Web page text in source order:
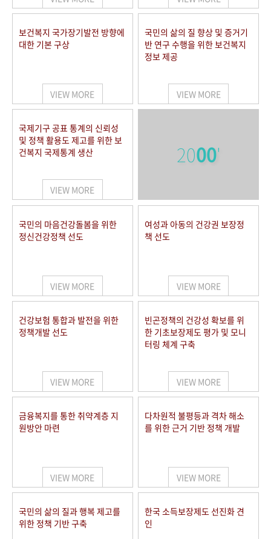
보건복지 국가장기발전 방향에
대한 기본 구상
VIEW MORE
국민의 삶의 질 향상 및 증거기
반 연구 수행을 위한 보건복지
정보 제공
VIEW MORE
국제기구 공표 통계의 신뢰성
및 정책 활용도 제고를 위한 보
건복지 국제통계 생산
VIEW MORE
2000'
국민의 마음건강돌봄을 위한
정신건강정책 선도
VIEW MORE
여성과 아동의 건강권 보장정
책 선도
VIEW MORE
건강보험 통합과 발전을 위한
정책개발 선도
VIEW MORE
빈곤정책의 건강성 확보를 위
한 기초보장제도 평가 및 모니
터링 체계 구축
VIEW MORE
금융복지를 통한 취약계층 지
원방안 마련
VIEW MORE
다차원적 불평등과 격차 해소
를 위한 근거 기반 정책 개발
VIEW MORE
국민의 삶의 질과 행복 제고를
위한 정책 기반 구축
한국 소득보장제도 선진화 견
인